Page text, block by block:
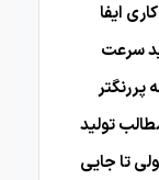
ایفا
سرعت
تولید
تا جایی